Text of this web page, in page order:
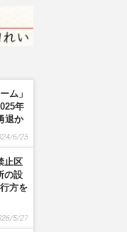
ム」
年
退か
6/25
止区
の設
方を
5/27